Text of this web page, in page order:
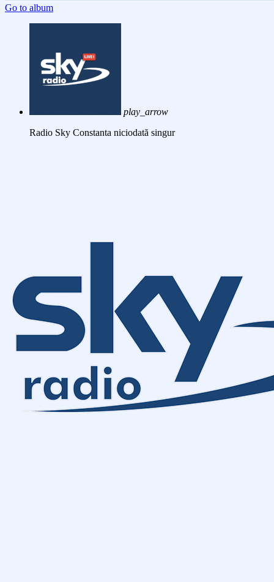
Go to album
play_arrow
Radio Sky Constanta niciodată singur